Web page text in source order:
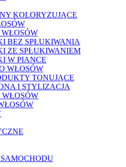
KOLORYZUJĄCE
BEZ SPŁUKIWANIA
ZE SPŁUKIWANIEM
W PIANCE
WŁOSÓW
TONUJĄCE
I STYLIZACJA